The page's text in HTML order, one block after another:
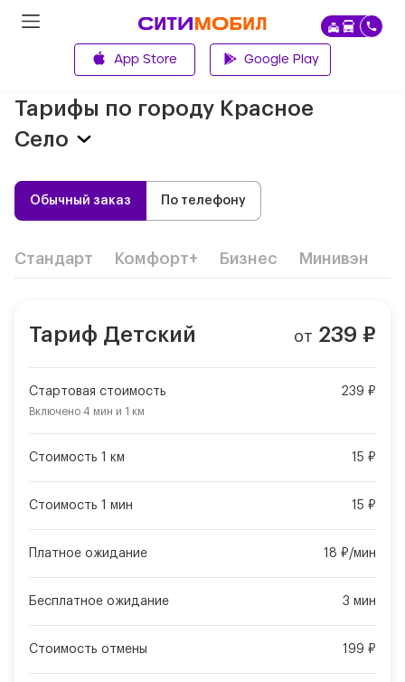
App Store Google Play
Тарифы по городу Красное
Село
Обычный заказ По телефону
Стандарт Комфорт+ Бизнес Минивэн
Тариф Детский от 239 ₽
Стартовая стоимость 239 ₽
Включено 4 мин и 1 км
Стоимость 1 км 15 ₽
Стоимость 1 мин 15 ₽
Платное ожидание 18 ₽/мин
Бесплатное ожидание 3 мин
Стоимость отмены 199 ₽